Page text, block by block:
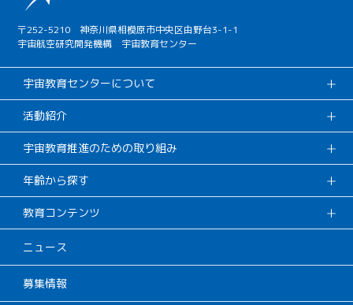
〒252-5210 神奈川県相模原市中央区由野台3-1-1
宇宙航空研究開発機構 宇宙教育センター
宇宙教育センターについて
活動紹介
宇宙教育推進のための取り組み
年齢から探す
教育コンテンツ
ニュース
募集情報